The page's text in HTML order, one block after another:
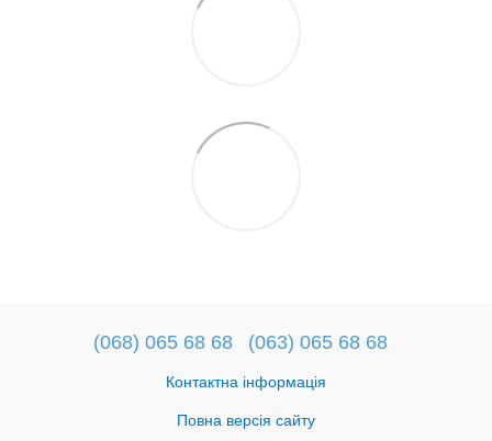
(068) 065 68 68 (063) 065 68 68
Контактна інформація
Повна версія сайту